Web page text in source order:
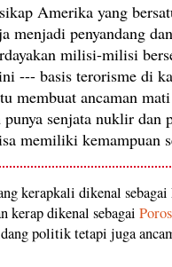
Amerika yang
menjadi penyandang
milisi-milisi
--- basis terorisme di
membuat ancaman
senjata nuklir dan
memiliki kemampuan
kerapkali dikenal
kerap dikenal sebagai
politik tetapi juga